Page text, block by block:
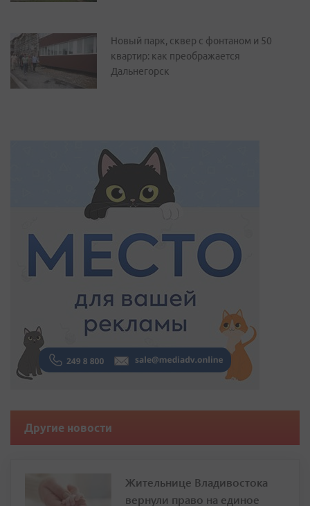
Новый парк, сквер с фонтаном и 50
квартир: как преображается
Дальнегорск
Другие новости
Жительнице Владивостока
вернули право на единое